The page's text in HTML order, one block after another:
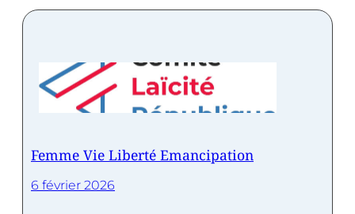
Femme Vie Liberté Emancipation
6 février 2026